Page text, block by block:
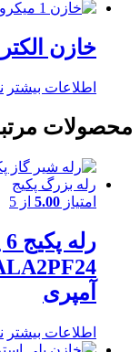
خازن الکترولیتی 1
اطلاعات بیشتر
محصولات
امتیاز 5.00 از 5
آمپری
اطلاعات بیشتر